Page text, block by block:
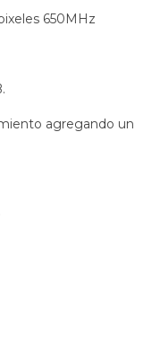
650MHz
agregando un